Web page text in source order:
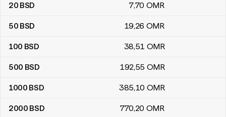
20 BSD 7,70 OMR
50 BSD 19,26 OMR
100 BSD 38,51 OMR
500 BSD 192,55 OMR
1000 BSD 385,10 OMR
2000 BSD 770,20 OMR